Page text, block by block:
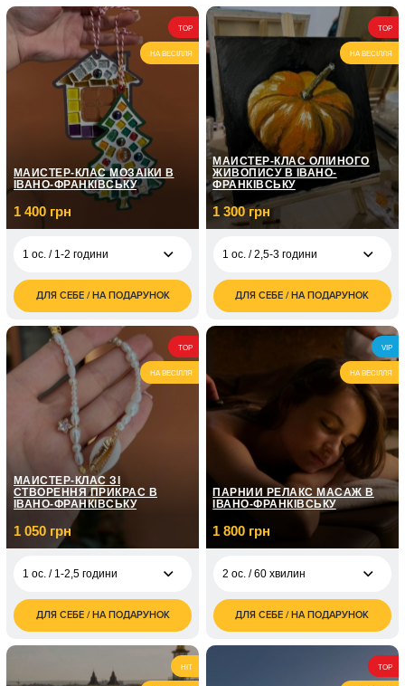
1 ос. / Лісовий
маршрут/3 години
4 400
грн
1 ос. / Гірський
маршрут/до 4-х годин
5 900
2 ос. / 2-3 години
2 200
грн
TOP
НА ВЕСІЛЛЯ
МАЙСТЕР-КЛАС МОЗАЇКИ В
ІВАНО-ФРАНКІВСЬКУ
1 400 грн
1 ос. / 1-2 години
1 400
грн
2 ос. / 1-2 години
2 800
грн
ДЛЯ СЕБЕ / НА ПОДАРУНОК
TOP
НА ВЕСІЛЛЯ
МАЙСТЕР-КЛАС ОЛІЙНОГО
ЖИВОПИСУ В ІВАНО-
ФРАНКІВСЬКУ
1 300 грн
1 ос. / 2,5-3 години
1 300
грн
2 600
грн
ДЛЯ СЕБЕ / НА ПОДАРУНОК
TOP
НА ВЕСІЛЛЯ
МАЙСТЕР-КЛАС ЗІ
СТВОРЕННЯ ПРИКРАС В
ІВАНО-ФРАНКІВСЬКУ
1 050 грн
1 ос. / 1-2,5 години
1 050
грн
2 100
грн
ДЛЯ СЕБЕ / НА ПОДАРУНОК
VIP
НА ВЕСІЛЛЯ
ПАРНИЙ РЕЛАКС МАСАЖ В
ІВАНО-ФРАНКІВСЬКУ
1 800 грн
2 ос. / 60 хвилин
1 800
грн
ДЛЯ СЕБЕ / НА ПОДАРУНОК
HIT TOP